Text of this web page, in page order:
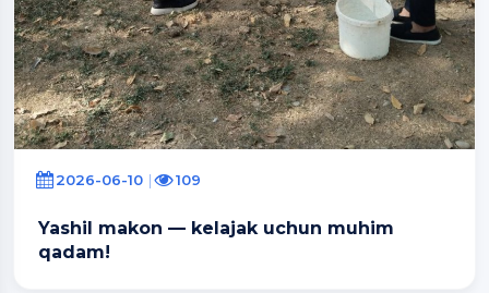
2026-06-10 109
Yashil makon — kelajak uchun muhim
qadam!